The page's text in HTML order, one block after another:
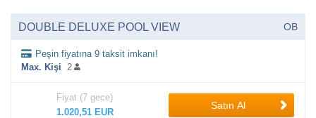
DOUBLE DELUXE POOL VIEW OB
Peşin fiyatına 9 taksit imkanı!
Max. Kişi 2
Fiyat (7 gece)
1.020,51 EUR
Satın Al